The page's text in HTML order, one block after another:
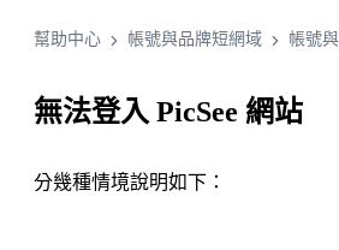
幫助中心 帳號與品牌短網域 帳號
無法登入 PicSee 網站
分幾種情境說明如下：